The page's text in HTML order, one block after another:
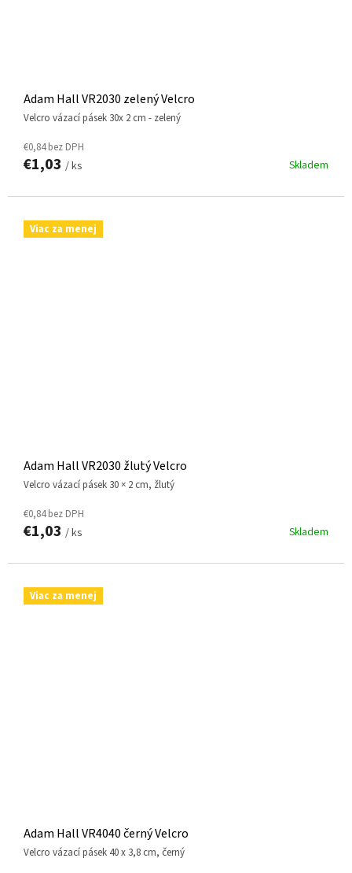
Adam Hall VR2030 zelený Velcro
Velcro vázací pásek 30x 2 cm - zelený
Skladem
€0,84 bez DPH
€1,03 / ks
Viac za menej
Adam Hall VR2030 žlutý Velcro
Velcro vázací pásek 30 × 2 cm, žlutý
Skladem
€0,84 bez DPH
€1,03 / ks
Viac za menej
Adam Hall VR4040 černý Velcro
Velcro vázací pásek 40 x 3,8 cm, černý